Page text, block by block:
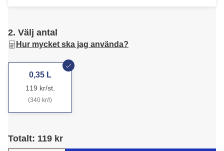
2. Välj antal
Hur mycket ska jag använda?
0,35 L
119 kr/st.
(340 kr/l)
Totalt: 119 kr